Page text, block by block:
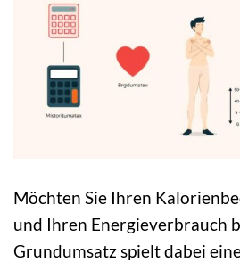
Möchten Sie Ihren
und Ihren Energieverbrauch
Grundumsatz spielt dabei